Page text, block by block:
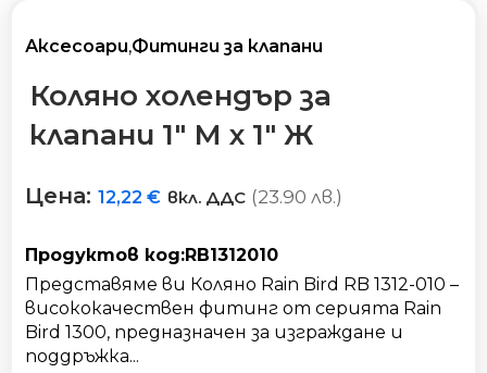
Аксесоари,Фитинги за клапани
Коляно холендър за
клапани 1″ М х 1″ Ж
Цена:12,22€ вкл. ДДС (23.90 лв.)
Продуктов код:RB1312010
Представяме ви Коляно Rain Bird RB 1312-010 –
висококачествен фитинг от серията Rain
Bird 1300, предназначен за изграждане и
поддръжка...